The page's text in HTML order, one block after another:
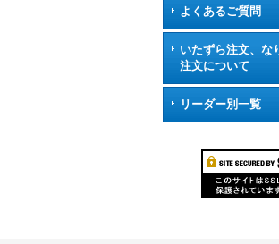
よくあるご質問
いたずら注文、な
注文について
リーダー別一覧